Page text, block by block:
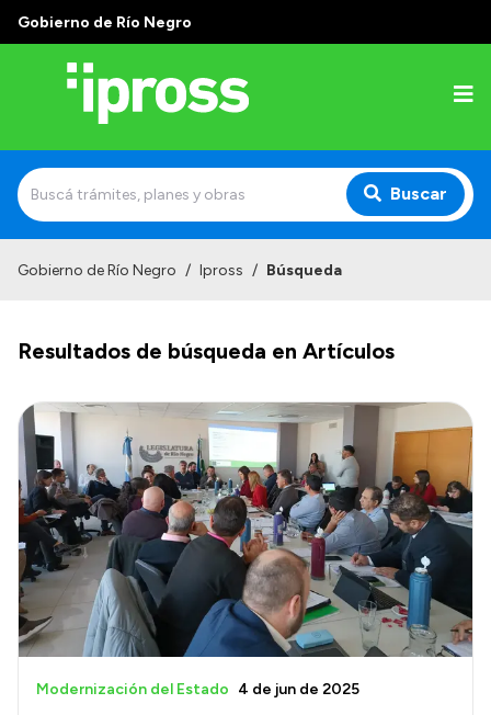
Gobierno de Río Negro
Buscar
¿Qué es IPROSS?
Autoridades
Delegaciones
Consultorios Propios
Presentación CV
Transparencia
Inversión en Salud
Licitaciones
Gobierno de Río Negro / Ipross / Búsqueda
Resultados de búsqueda en Artículos
Modernización del Estado 4 de jun de 2025